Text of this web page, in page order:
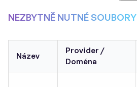
NEZBYTNĚ NUTNÉ SOUBORY
Název
Provider /
Doména